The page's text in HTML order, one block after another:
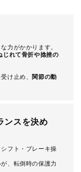
力がかかります。
じれて骨折や捻挫の
け止め、 関節の動
ンスを決め
フト・ブレーキ操
、転倒時の保護力